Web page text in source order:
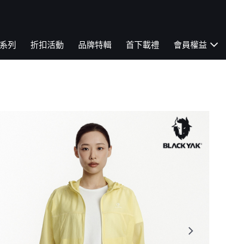
列 折扣活動 品牌特輯 首下載禮 會員權益